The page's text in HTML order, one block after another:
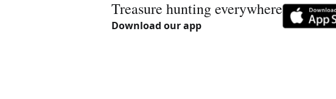
Treasure hunting everywhere
Download our app